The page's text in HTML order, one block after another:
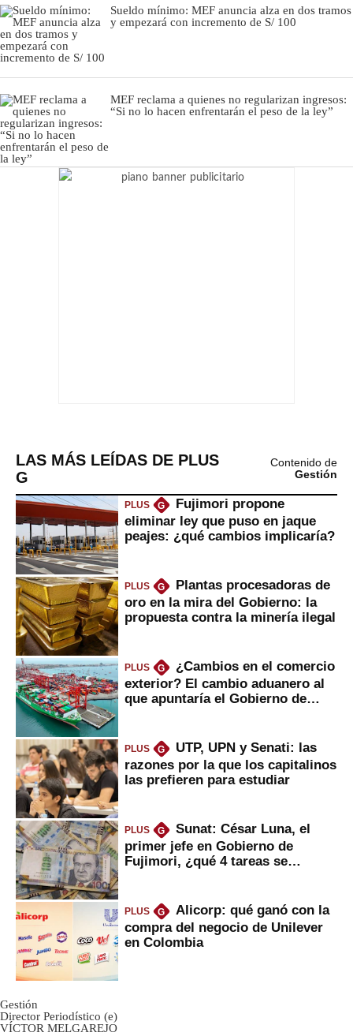
Sueldo mínimo: MEF anuncia alza en dos tramos
y empezará con incremento de S/ 100
MEF reclama a quienes no regularizan ingresos:
“Si no lo hacen enfrentarán el peso de la ley”
LAS MÁS LEÍDAS DE PLUS
G
Contenido de
Gestión
PLUS G
Fujimori propone
eliminar ley que puso en jaque
peajes: ¿qué cambios implicaría?
PLUS G
Plantas procesadoras de
oro en la mira del Gobierno: la
propuesta contra la minería ilegal
PLUS G
¿Cambios en el comercio
exterior? El cambio aduanero al
que apuntaría el Gobierno de
PLUS G
UTP, UPN y Senati: las
razones por la que los capitalinos
las prefieren para estudiar
PLUS G
Sunat: César Luna, el
primer jefe en Gobierno de
Fujimori, ¿qué 4 tareas se
PLUS G
Alicorp: qué ganó con la
compra del negocio de Unilever
en Colombia
Gestión
Director Periodístico (e)
VÍCTOR MELGAREJO